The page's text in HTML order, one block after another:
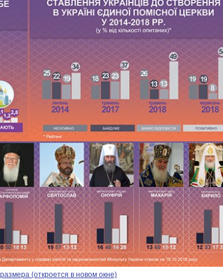
(откроется в новом окне)